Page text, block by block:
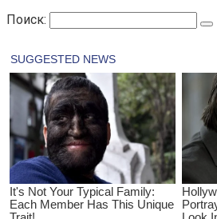
Поиск: